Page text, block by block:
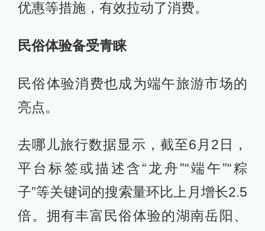
优惠等措施，有效拉动了消费。
民俗体验备受青睐
民俗体验消费也成为端午旅游市场的
亮点。
去哪儿旅行数据显示，截至6月2日，
平台标签或描述含“龙舟”“端午”“粽
子”等关键词的搜索量环比上月增长2.5
倍。拥有丰富民俗体验的湖南岳阳、